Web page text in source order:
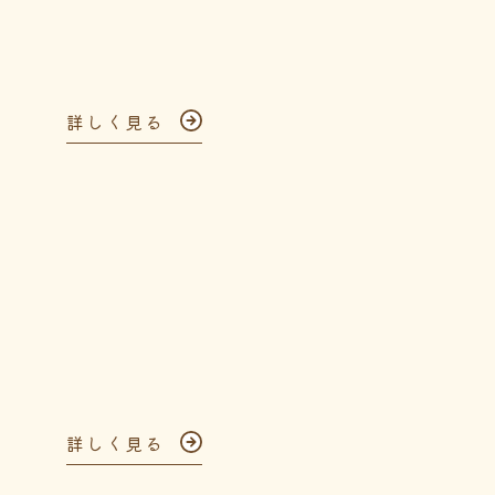
詳しく見る
詳しく見る